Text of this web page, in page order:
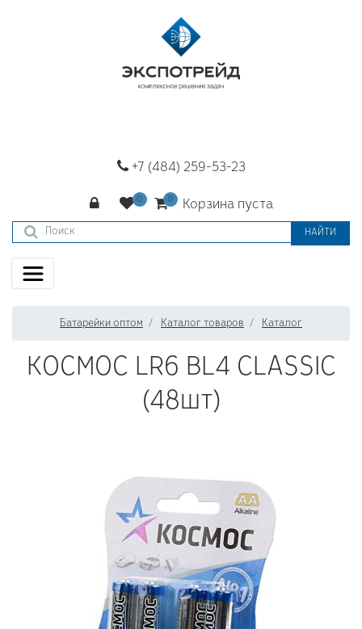
+7 (484) 259-53-23
Корзина пуста
НАЙТИ
Батарейки оптом Каталог товаров Каталог
КОСМОС LR6 BL4 CLASSIC
(48шт)